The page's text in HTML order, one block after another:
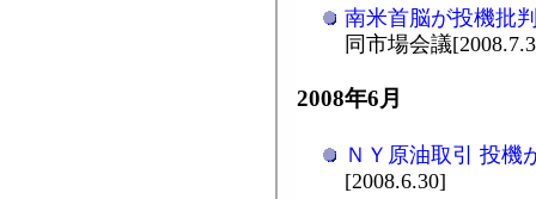
南米首脳が投機批
同市場会議
2008年6月
ＮＹ原油取引 投機
[2008.6.30]